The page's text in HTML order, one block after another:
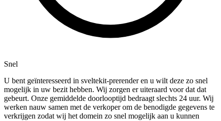
Snel
U bent geïnteresseerd in sveltekit-prerender en u wilt deze zo snel
mogelijk in uw bezit hebben. Wij zorgen er uiteraard voor dat dat
gebeurt. Onze gemiddelde doorlooptijd bedraagt slechts 24 uur. Wij
werken nauw samen met de verkoper om de benodigde gegevens te
verkrijgen zodat wij het domein zo snel mogelijk aan u kunnen